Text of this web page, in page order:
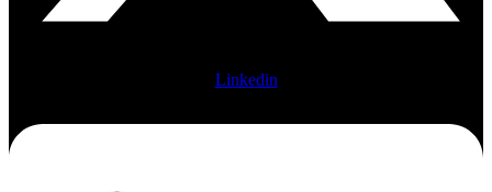
Linkedin